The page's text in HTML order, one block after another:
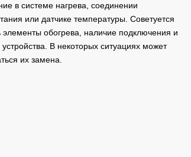
в системе нагрева, соединении
или датчике температуры. Советуется
элементы обогрева, наличие подключения и
устройства. В некоторых ситуациях может
их замена.